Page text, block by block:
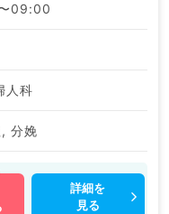
09:00
人科
分娩
詳細を
見る